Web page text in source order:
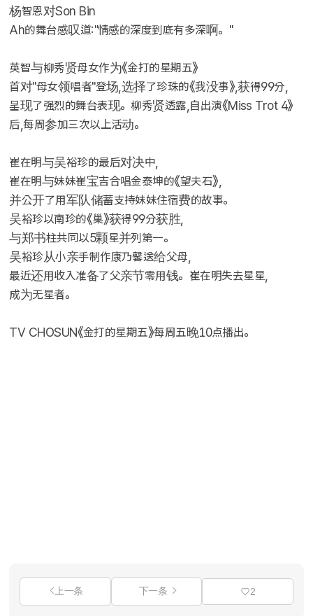
杨智恩对Son Bin
Ah的舞台感叹道:"情感的深度到底有多深啊。"
英智与柳秀贤母女作为《金打的星期五》
首对"母女领唱者"登场,选择了珍珠的《我没事》,获得99分,
呈现了强烈的舞台表现。柳秀贤透露,自出演《Miss Trot 4》
后,每周参加三次以上活动。
崔在明与吴裕珍的最后对决中,
崔在明与妹妹崔宝吉合唱金泰坤的《望夫石》,
并公开了用军队储蓄支持妹妹住宿费的故事。
吴裕珍以南珍的《巢》获得99分获胜,
与郑书柱共同以5颗星并列第一。
吴裕珍从小亲手制作康乃馨送给父母,
最近还用收入准备了父亲节零用钱。崔在明失去星星,
成为无星者。
TV CHOSUN《金打的星期五》每周五晚10点播出。
上一条 下一条 2